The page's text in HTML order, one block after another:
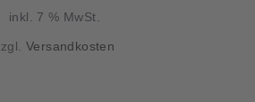
inkl. 7 % MwSt.
Versandkosten